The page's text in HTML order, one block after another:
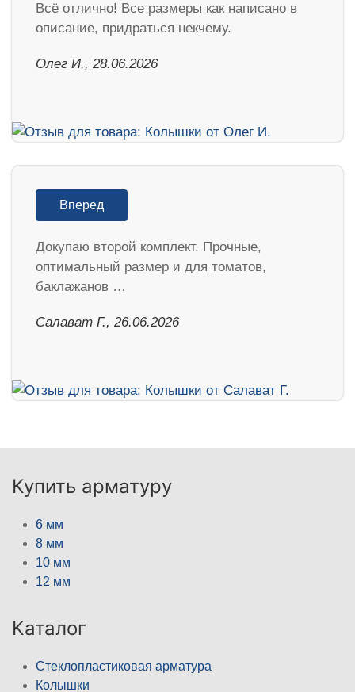
Всё отлично! Все размеры как написано в
описание, придраться некчему.
Олег И., 28.06.2026
Вперед
Докупаю второй комплект. Прочные,
оптимальный размер и для томатов,
баклажанов …
Салават Г., 26.06.2026
Купить арматуру
6 мм
8 мм
10 мм
12 мм
Каталог
Стеклопластиковая арматура
Колышки